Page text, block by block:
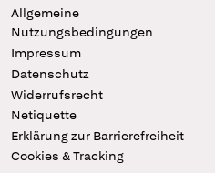
Allgemeine
Nutzungsbedingungen
Impressum
Datenschutz
Widerrufsrecht
Netiquette
Erklärung zur Barrierefreiheit
Cookies & Tracking